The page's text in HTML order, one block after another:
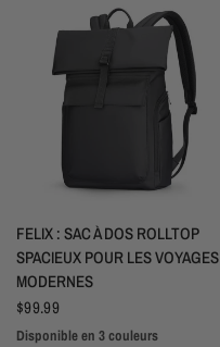
APERÇU RAPIDE
FELIX : SAC À DOS ROLLTOP
SPACIEUX POUR LES VOYAGES
MODERNES
$99.99
Disponible en 3 couleurs